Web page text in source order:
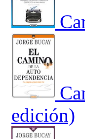
edición)